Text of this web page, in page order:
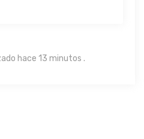
hace 13 minutos .